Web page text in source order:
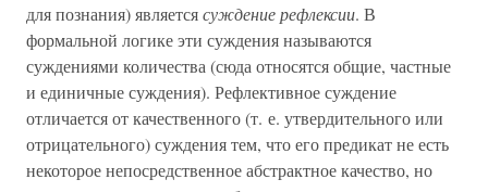
для познания) являетсясуждение рефлексии. В
формальной логике эти суждения называются
суждениями количества (сюда относятся общие, частные
и единичные суждения). Рефлективное суждение
отличается от качественного (т. е. утвердительного или
отрицательного) суждения тем, что его предикат не есть
некоторое непосредственное абстрактное качество, но